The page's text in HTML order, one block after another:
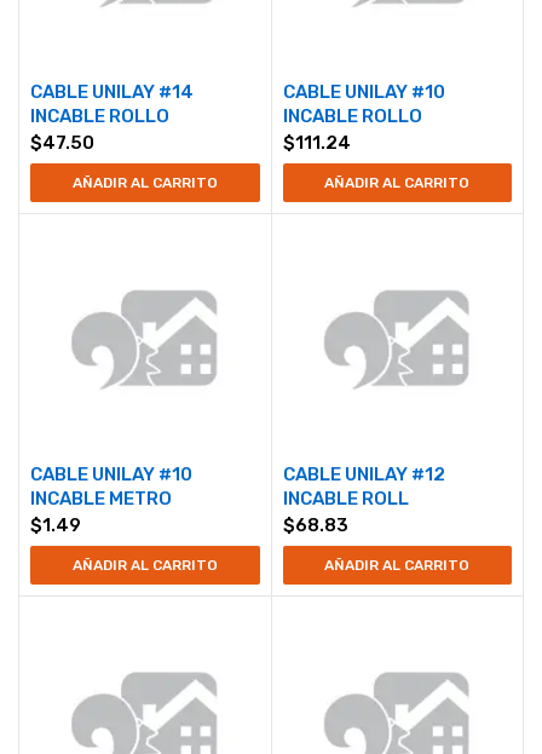
CABLE UNILAY #14
INCABLE ROLLO
$47.50
AÑADIR AL CARRITO
CABLE UNILAY #10
INCABLE ROLLO
$111.24
AÑADIR AL CARRITO
CABLE UNILAY #10
INCABLE METRO
$1.49
AÑADIR AL CARRITO
CABLE UNILAY #12
INCABLE ROLL
$68.83
AÑADIR AL CARRITO